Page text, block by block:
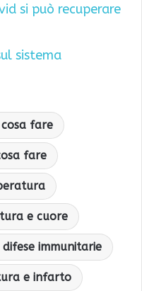
si può recuperare
sistema
fare
fare
e cuore
immunitarie
e infarto